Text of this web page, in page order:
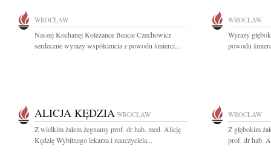
WROCŁAW
Naszej Kochanej Koleżance Beacie Czechowicz
serdeczne wyrazy współczucia z powodu śmierci...
WROCŁAW
Wyrazy
powodu
ALICJA KĘDZIA WROCŁAW
Z wielkim żalem żegnamy prof. dr hab. med. Alicję
Kędzię Wybitnego lekarza i nauczyciela...
WROCŁAW
Z głębokim
prof. dr hab.